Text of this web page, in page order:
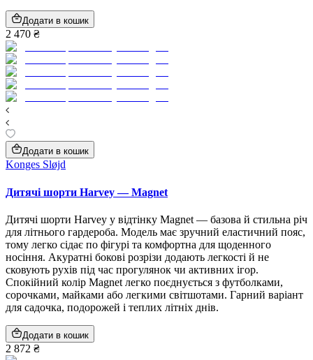
Додати в кошик
2 470 ₴
Додати в кошик
Konges Sløjd
Дитячі шорти Harvey — Magnet
Дитячі шорти Harvey у відтінку Magnet — базова й стильна річ
для літнього гардероба. Модель має зручний еластичний пояс,
тому легко сідає по фігурі та комфортна для щоденного
носіння. Акуратні бокові розрізи додають легкості й не
сковують рухів під час прогулянок чи активних ігор.
Спокійний колір Magnet легко поєднується з футболками,
сорочками, майками або легкими світшотами. Гарний варіант
для садочка, подорожей і теплих літніх днів.
Додати в кошик
2 872 ₴